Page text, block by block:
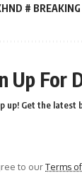
#
Up For
up! Get the latest
to ourTerms